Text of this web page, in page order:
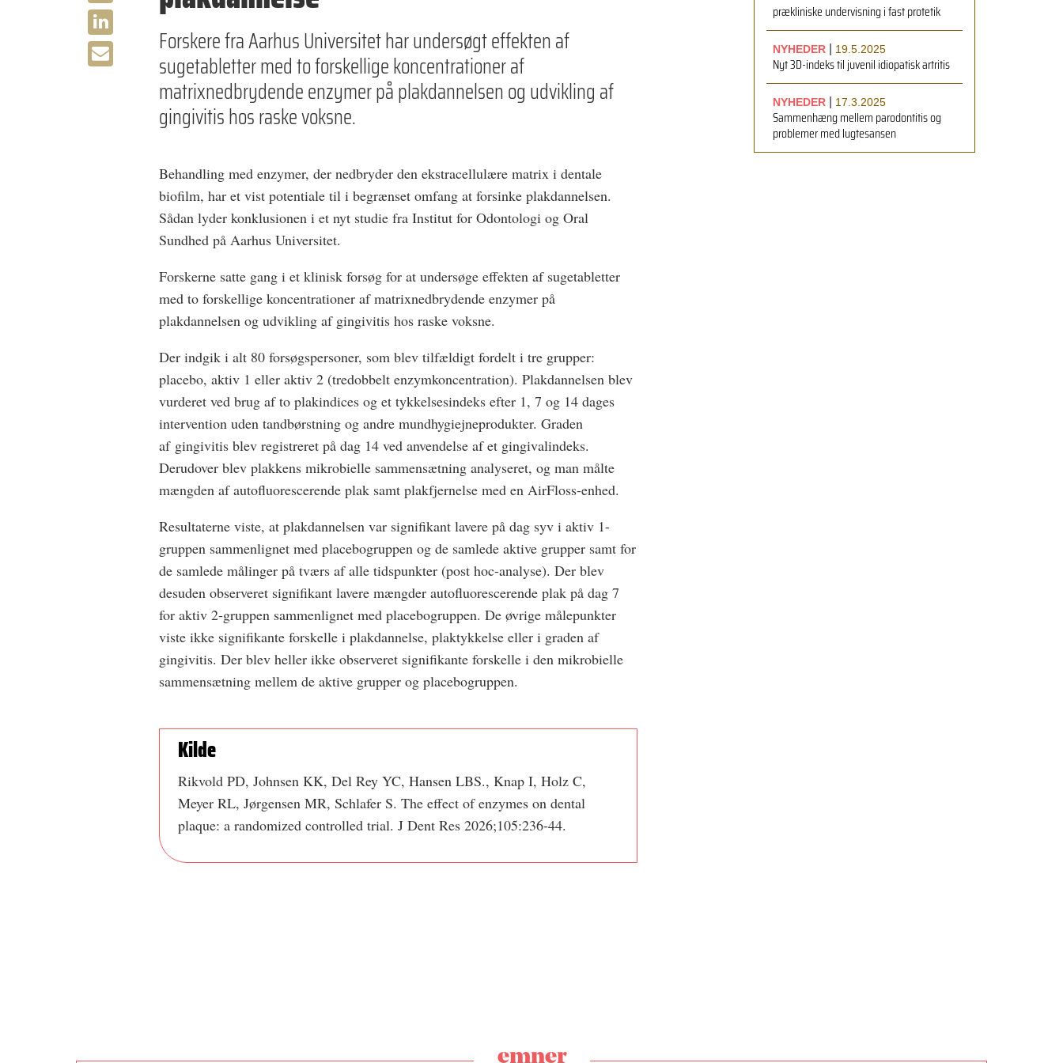
Forskere fra Aarhus Universitet har undersøgt effekten af
sugetabletter med to forskellige koncentrationer af
matrixnedbrydende enzymer på plakdannelsen og udvikling af
gingivitis hos raske voksne.
Behandling med enzymer, der nedbryder den ekstracellulære matrix i dentale
biofilm, har et vist potentiale til i begrænset omfang at forsinke plakdannelsen.
Sådan lyder konklusionen i et nyt studie fra Institut for Odontologi og Oral
Sundhed på Aarhus Universitet.
Forskerne satte gang i et klinisk forsøg for at undersøge effekten af sugetabletter
med to forskellige koncentrationer af matrixnedbrydende enzymer på
plakdannelsen og udvikling af gingivitis hos raske voksne.
Der indgik i alt 80 forsøgspersoner, som blev tilfældigt fordelt i tre grupper:
placebo, aktiv 1 eller aktiv 2 (tredobbelt enzymkoncentration). Plakdannelsen blev
vurderet ved brug af to plakindices og et tykkelsesindeks efter 1, 7 og 14 dages
intervention uden tandbørstning og andre mundhygiejneprodukter. Graden
af gingivitis blev registreret på dag 14 ved anvendelse af et gingivalindeks.
Derudover blev plakkens mikrobielle sammensætning analyseret, og man målte
mængden af autofluorescerende plak samt plakfjernelse med en AirFloss-enhed.
Resultaterne viste, at plakdannelsen var signifikant lavere på dag syv i aktiv 1-
gruppen sammenlignet med placebogruppen og de samlede aktive grupper samt for
de samlede målinger på tværs af alle tidspunkter (post hoc-analyse). Der blev
desuden observeret signifikant lavere mængder autofluorescerende plak på dag 7
for aktiv 2-gruppen sammenlignet med placebogruppen. De øvrige målepunkter
viste ikke signifikante forskelle i plakdannelse, plaktykkelse eller i graden af
gingivitis. Der blev heller ikke observeret signifikante forskelle i den mikrobielle
sammensætning mellem de aktive grupper og placebogruppen.
Kilde
Rikvold PD, Johnsen KK, Del Rey YC, Hansen LBS., Knap I, Holz C,
Meyer RL, Jørgensen MR, Schlafer S. The effect of enzymes on dental
plaque: a randomized controlled trial. J Dent Res 2026;105:236-44.
prækliniske undervisning i fast protetik
NYHEDER| 19.5.2025
Nyt 3D-indeks til juvenil idiopatisk artritis
NYHEDER| 17.3.2025
Sammenhæng mellem parodontitis og
problemer med lugtesansen
emner